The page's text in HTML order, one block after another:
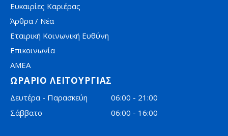
Ευκαιρίες Καριέρας
Άρθρα / Νέα
Εταιρική Κοινωνική Ευθύνη
Επικοινωνία
AMEA
ΩΡΑΡΙΟ ΛΕΙΤΟΥΡΓΙΑΣ
Δευτέρα - Παρασκεύη
06:00 - 21:00
Σάββατο
06:00 - 16:00